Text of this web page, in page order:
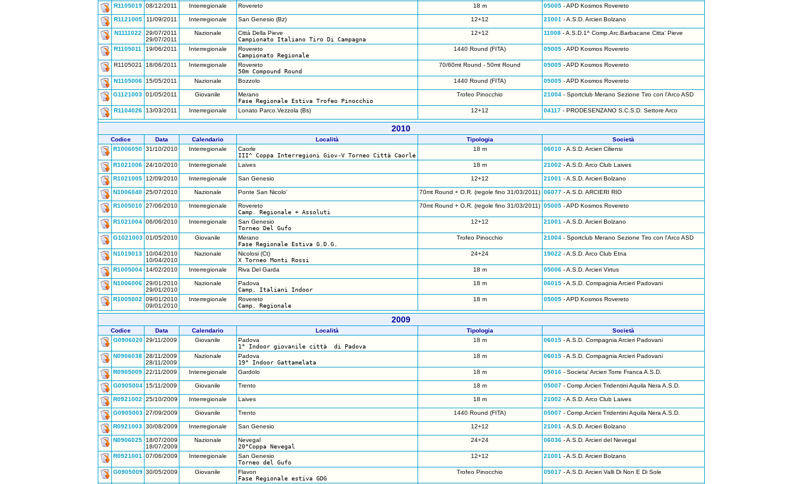
R1105019 08/12/2011 Interregionale Rovereto 18 m 05005- APD Kosmos Rovereto
R1121005 11/09/2011 Interregionale San Genesio (Bz) 12+12 21001 - A.S.D. Arcieri Bolzano
N1111022
29/07/2011
29/07/2011
Nazionale
Città Della Pieve
Campionato Italiano Tiro Di Campagna
12+12 11008- A.S.D.1^ Comp.Arc.Barbacane Citta' Pieve
R1105011 19/06/2011 Interregionale
Rovereto
Campionato Regionale
1440 Round (FITA) 05005- APD Kosmos Rovereto
R1105021 18/06/2011 Interregionale
Rovereto
50m Compound Round
70/60mt Round - 50mt Round 05005- APD Kosmos Rovereto
N1105006 15/05/2011 Nazionale Bozzolo 1440 Round (FITA) 05005- APD Kosmos Rovereto
G1121003 01/05/2011 Giovanile
Merano
Fase Regionale Estiva Trofeo Pinocchio
Trofeo Pinocchio 21004- Sportclub Merano Sezione Tiro con l'Arco ASD
R1104026 13/03/2011 Interregionale Lonato Parco.Vezzola (Bs) 12+12 04117- PRODESENZANO S.C.S.D. Settore Arco
2010
Codice Data Calendario Località Tipologia
Società
R1006050 31/10/2010 Interregionale
Caorle
III^ Coppa Interregioni Giov-V Torneo Città Caorle
18 m 06010- A.S.D. Arcieri Ciliensi
R1021006 24/10/2010 Interregionale Laives 18 m 21002 - A.S.D. Arco Club Laives
R1021005 12/09/2010 Interregionale San Genesio 12+12 21001 - A.S.D. Arcieri Bolzano
N1006040 25/07/2010 Nazionale Ponte San Nicolo' 70mt Round + O.R. (regole fino 31/03/2011) 06077- A.S.D. ARCIERI RIO
R1005010 27/06/2010 Interregionale
Rovereto
Camp. Regionale + Assoluti
70mt Round + O.R. (regole fino 31/03/2011) 05005- APD Kosmos Rovereto
R1021004 06/06/2010 Interregionale
San Genesio
Torneo Del Gufo
12+12 21001 - A.S.D. Arcieri Bolzano
G1021003 01/05/2010 Giovanile
Merano
Fase Regionale Estiva G.D.G.
Trofeo Pinocchio 21004- Sportclub Merano Sezione Tiro con l'Arco ASD
N1019013
10/04/2010
10/04/2010
Nazionale
Nicolosi (Ct)
X Torneo Monti Rossi
24+24 19022 - A.S.D. Arco Club Etna
R1005004 14/02/2010 Interregionale Riva Del Garda 18 m 05006- A.S.D. Arcieri Virtus
N1006006 29/01/2010
29/01/2010
Nazionale
Padova
Camp. Italiani Indoor
18 m 06015- A.S.D. Compagnia Arcieri Padovani
R1005002
09/01/2010
09/01/2010
Interregionale
Rovereto
Camp. Regionale
18 m 05005- APD Kosmos Rovereto
2009
Codice Data Calendario Località Tipologia
Società
G0906020 29/11/2009 Giovanile
Padova
1° Indoor giovanile città di Padova
18 m 06015- A.S.D. Compagnia Arcieri Padovani
N0906038 28/11/2009
28/11/2009
Nazionale
Padova
19° Indoor Gattamelata
18 m 06015- A.S.D. Compagnia Arcieri Padovani
R0905009 22/11/2009 Interregionale Gardolo 18 m 05016- Societa' Arcieri Torre Franca A.S.D.
G0905004 15/11/2009 Giovanile Trento 18 m 05007- Comp.Arcieri Tridentini Aquila Nera A.S.D.
R0921002 25/10/2009 Interregionale Laives 18 m 21002 - A.S.D. Arco Club Laives
G0905003 27/09/2009 Giovanile Trento 1440 Round (FITA) 05007- Comp.Arcieri Tridentini Aquila Nera A.S.D.
R0921003 30/08/2009 Interregionale San Genesio 12+12 21001 - A.S.D. Arcieri Bolzano
N0906025
18/07/2009
18/07/2009
Nazionale
Nevegal
20°Coppa Nevegal
24+24 06036- A.S.D. Arcieri del Nevegal
R0921001 07/06/2009 Interregionale
San Genesio
Torneo del Gufo
12+12 21001 - A.S.D. Arcieri Bolzano
G0905009 30/05/2009 Giovanile
Flavon
Fase Regionale estiva GDG
Trofeo Pinocchio 05017- A.S.D. Arcieri Valli Di Non E Di Sole